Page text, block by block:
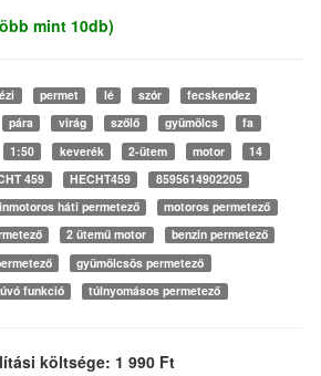
mint 10db)
permet lé szór
fecskendez
pára virág szőlő gyümölcs
fa
1:50 keverék 2-ütem motor
14
459 HECHT459
8595614902205
háti permetező
motoros permetező
2 ütemű motor
benzin permetező
gyümölcsös permetező
funkció túlnyomásos permetező
költsége: 1 990 Ft